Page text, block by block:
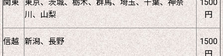
関東
東京、茨城、栃木、群馬、埼玉、千葉、神奈
川、山梨
1500
円
信越 新潟、長野
1500
円